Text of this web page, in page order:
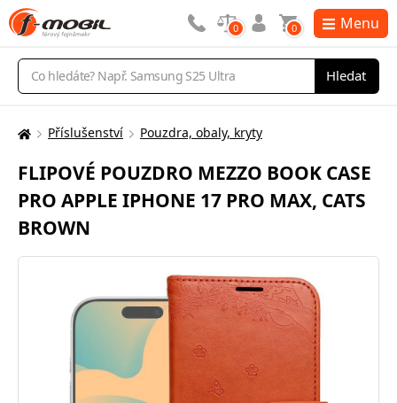
Vyhledávání
Hledat
0 0 Menu
Zde
nacházíte:
Příslušenství Pouzdra, obaly, kryty
FLIPOVÉ POUZDRO MEZZO BOOK CASE
PRO APPLE IPHONE 17 PRO MAX, CATS
BROWN